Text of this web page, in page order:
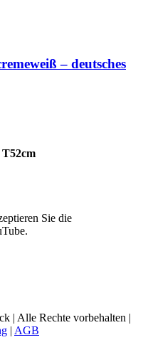
– deutsches
T52cm
Sie die
| Alle Rechte vorbehalten |
| AGB